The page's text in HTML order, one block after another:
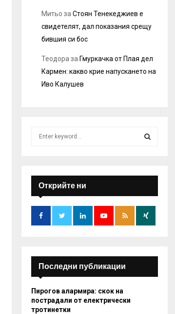
Митьо за Стоян Тенекеджиев е
свидетелят, дал показания срещу
бившия си бос
Теодора за Гмуркачка от Плая дел
Кармен: какво крие напускането на
Иво Калушев
:
E
A
R
Открийте ни
Последни публикации
Пирогов алармира: скок на
пострадали от електрически
тротинетки